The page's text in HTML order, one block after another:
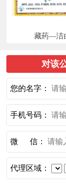
藏药—洁
对该
您的名字：
手机号码：
微 信：
代理区域：